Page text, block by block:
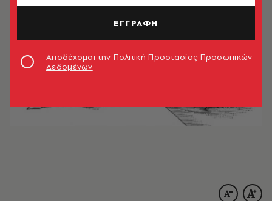
ΕΓΓΡΑΦΗ
Αποδέχομαι την Πολιτική Προστασίας Προσωπικών
Δεδομένων